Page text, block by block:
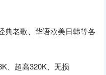
典老歌、华语欧美日韩等各
、超高320K、无损